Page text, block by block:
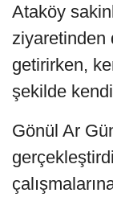
Ataköy
ziyaretinden
getirirken,
şekilde
Gönül Ar